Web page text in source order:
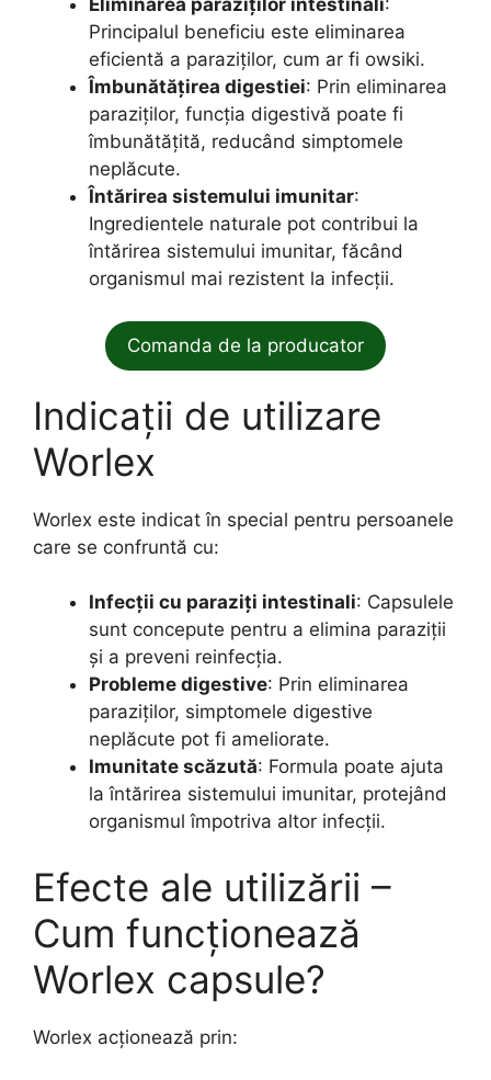
Eliminarea paraziților intestinali:
Principalul beneficiu este eliminarea
eficientă a paraziților, cum ar fi owsiki.
Îmbunătățirea digestiei: Prin eliminarea
paraziților, funcția digestivă poate fi
îmbunătățită, reducând simptomele
neplăcute.
Întărirea sistemului imunitar:
Ingredientele naturale pot contribui la
întărirea sistemului imunitar, făcând
organismul mai rezistent la infecții.
Comanda de la producator
Indicații de utilizare
Worlex
Worlex este indicat în special pentru persoanele
care se confruntă cu:
Infecții cu paraziți intestinali: Capsulele
sunt concepute pentru a elimina paraziții
și a preveni reinfecția.
Probleme digestive: Prin eliminarea
paraziților, simptomele digestive
neplăcute pot fi ameliorate.
Imunitate scăzută: Formula poate ajuta
la întărirea sistemului imunitar, protejând
organismul împotriva altor infecții.
Efecte ale utilizării –
Cum funcționează
Worlex capsule?
Worlex acționează prin: